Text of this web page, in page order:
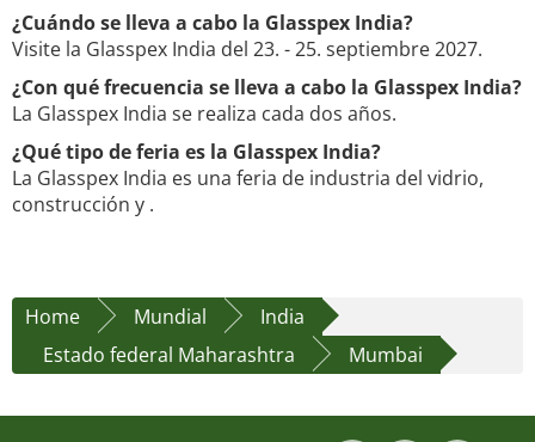
¿Cuándo se lleva a cabo la Glasspex India?
Visite la Glasspex India del 23. - 25. septiembre 2027.
¿Con qué frecuencia se lleva a cabo la Glasspex India?
La Glasspex India se realiza cada dos años.
¿Qué tipo de feria es la Glasspex India?
La Glasspex India es una feria de industria del vidrio,
construcción y .
Home Mundial
India
Estado federal Maharashtra
Mumbai